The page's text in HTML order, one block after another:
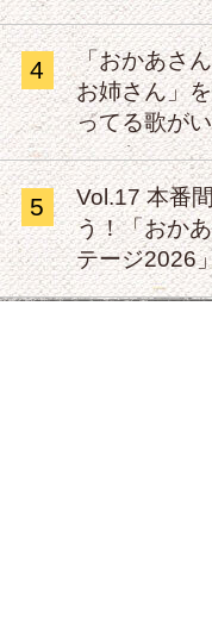
4
「おかあさ
お姉さん」
ってる歌が
5
Vol.17 本番
う！「おか
テージ2026